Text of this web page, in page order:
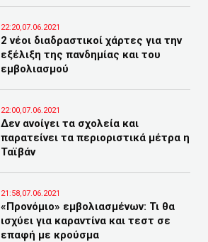
22:20,07.06.2021
2 νέοι διαδραστικοί χάρτες για την
εξέλιξη της πανδημίας και του
εμβολιασμού
22:00,07.06.2021
Δεν ανοίγει τα σχολεία και
παρατείνει τα περιοριστικά μέτρα η
Ταϊβάν
21:58,07.06.2021
«Προνόμιο» εμβολιασμένων: Τι θα
ισχύει για καραντίνα και τεστ σε
επαφή με κρούσμα